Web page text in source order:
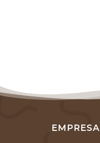
EMPRESA